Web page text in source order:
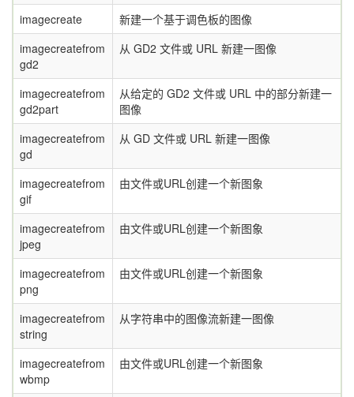
imagecreate
新建一个基于调色板的图像
imagecreatefrom
gd2
从 GD2 文件或 URL 新建一图像
imagecreatefrom
gd2part
从给定的 GD2 文件或 URL 中的部分新建一
图像
imagecreatefrom
gd
从 GD 文件或 URL 新建一图像
imagecreatefrom
gif
由文件或URL创建一个新图象
imagecreatefrom
jpeg
由文件或URL创建一个新图象
imagecreatefrom
png
由文件或URL创建一个新图象
imagecreatefrom
string
从字符串中的图像流新建一图像
imagecreatefrom
wbmp
由文件或URL创建一个新图象